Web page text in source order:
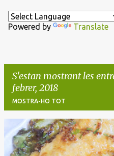
Powered by Translate
S'estan mostrant les
febrer, 2018
MOSTRA-HO TOT
E